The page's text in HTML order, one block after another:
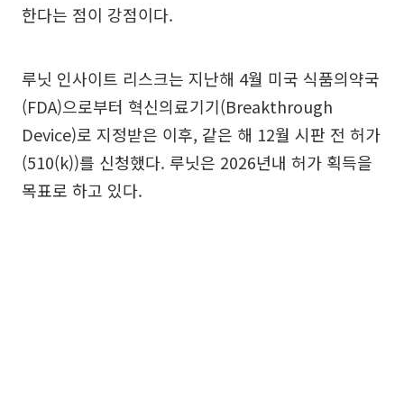
한다는 점이 강점이다.
루닛 인사이트 리스크는 지난해 4월 미국 식품의약국
(FDA)으로부터 혁신의료기기(Breakthrough
Device)로 지정받은 이후, 같은 해 12월 시판 전 허가
(510(k))를 신청했다. 루닛은 2026년내 허가 획득을
목표로 하고 있다.